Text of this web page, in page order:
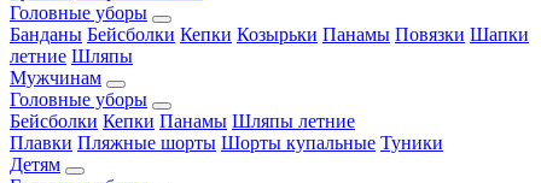
Головные уборы
Банданы Бейсболки Кепки Козырьки Панамы Повязки Шапки
летние Шляпы
Мужчинам
Головные уборы
Бейсболки Кепки Панамы Шляпы летние
Плавки Пляжные шорты Шорты купальные Туники
Детям